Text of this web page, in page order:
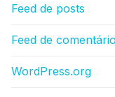
Feed de posts
Feed de
WordPress.org